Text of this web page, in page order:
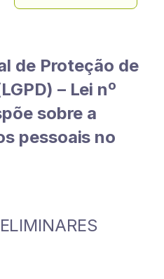
de Proteção de
– Lei nº
sobre a
pessoais no